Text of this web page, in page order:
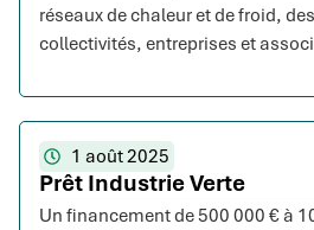
réseaux de chaleur et de froid,
collectivités, entreprises et
1 août 2025
Prêt Industrie Verte
Un financement de 500 000 € à